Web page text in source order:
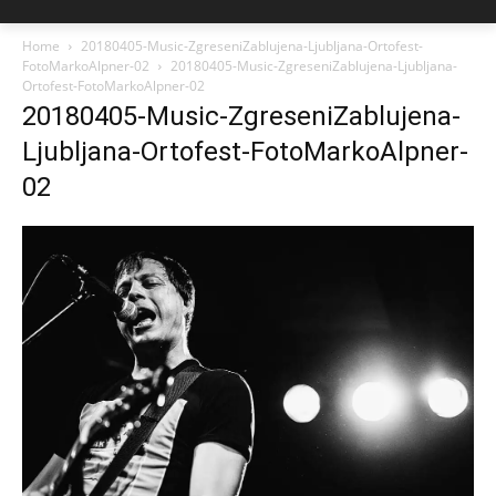
Home
20180405-Music-ZgreseniZablujena-Ljubljana-Ortofest-
FotoMarkoAlpner-02
20180405-Music-ZgreseniZablujena-Ljubljana-
Ortofest-FotoMarkoAlpner-02
20180405-Music-ZgreseniZablujena-
Ljubljana-Ortofest-FotoMarkoAlpner-
02